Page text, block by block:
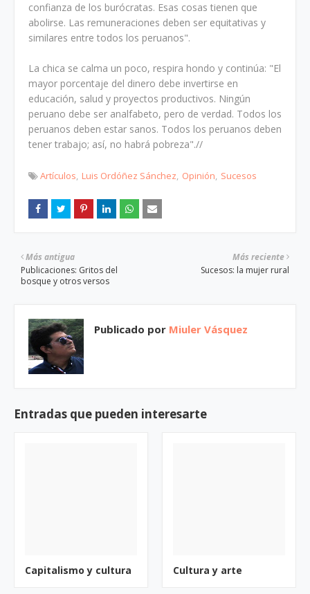
confianza de los burócratas. Esas cosas tienen que
abolirse. Las remuneraciones deben ser equitativas y
similares entre todos los peruanos".
La chica se calma un poco, respira hondo y continúa: "El
mayor porcentaje del dinero debe invertirse en
educación, salud y proyectos productivos. Ningún
peruano debe ser analfabeto, pero de verdad. Todos los
peruanos deben estar sanos. Todos los peruanos deben
tener trabajo; así, no habrá pobreza".//
Artículos Luis Ordóñez Sánchez Opinión Sucesos
Más reciente
Sucesos: la mujer rural
Más antigua
Publicaciones: Gritos del
bosque y otros versos
Publicado por Miuler Vásquez
Entradas que pueden interesarte
Capitalismo y cultura Cultura y arte